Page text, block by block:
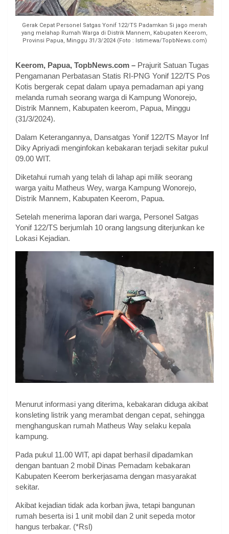
Gerak Cepat Personel Satgas Yonif 122/TS Padamkan Si jago merah
yang melahap Rumah Warga di Distrik Mannem, Kabupaten Keerom,
Provinsi Papua, Minggu 31/3/2024 (Foto : Istimewa/TopbNews.com)
Keerom, Papua, TopbNews.com – Prajurit Satuan Tugas
Pengamanan Perbatasan Statis RI-PNG Yonif 122/TS Pos
Kotis bergerak cepat dalam upaya pemadaman api yang
melanda rumah seorang warga di Kampung Wonorejo,
Distrik Mannem, Kabupaten keerom, Papua, Minggu
(31/3/2024).
Dalam Keterangannya, Dansatgas Yonif 122/TS Mayor Inf
Diky Apriyadi menginfokan kebakaran terjadi sekitar pukul
09.00 WIT.
Diketahui rumah yang telah di lahap api milik seorang
warga yaitu Matheus Wey, warga Kampung Wonorejo,
Distrik Mannem, Kabupaten Keerom, Papua.
Setelah menerima laporan dari warga, Personel Satgas
Yonif 122/TS berjumlah 10 orang langsung diterjunkan ke
Lokasi Kejadian.
Menurut informasi yang diterima, kebakaran diduga akibat
konsleting listrik yang merambat dengan cepat, sehingga
menghanguskan rumah Matheus Way selaku kepala
kampung.
Pada pukul 11.00 WIT, api dapat berhasil dipadamkan
dengan bantuan 2 mobil Dinas Pemadam kebakaran
Kabupaten Keerom berkerjasama dengan masyarakat
sekitar.
Akibat kejadian tidak ada korban jiwa, tetapi bangunan
rumah beserta isi 1 unit mobil dan 2 unit sepeda motor
hangus terbakar. (*Rsl)